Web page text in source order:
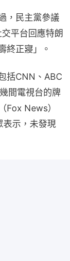
，民主黨參議
平台回應特朗
終正寢」。
括CNN、ABC
間電視台的牌
Fox News）
表示，未發現